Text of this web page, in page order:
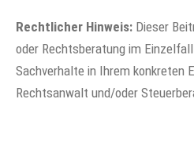
Rechtlicher Hinweis: Dieser
oder Rechtsberatung im
Sachverhalte in Ihrem konkreten
Rechtsanwalt und/oder